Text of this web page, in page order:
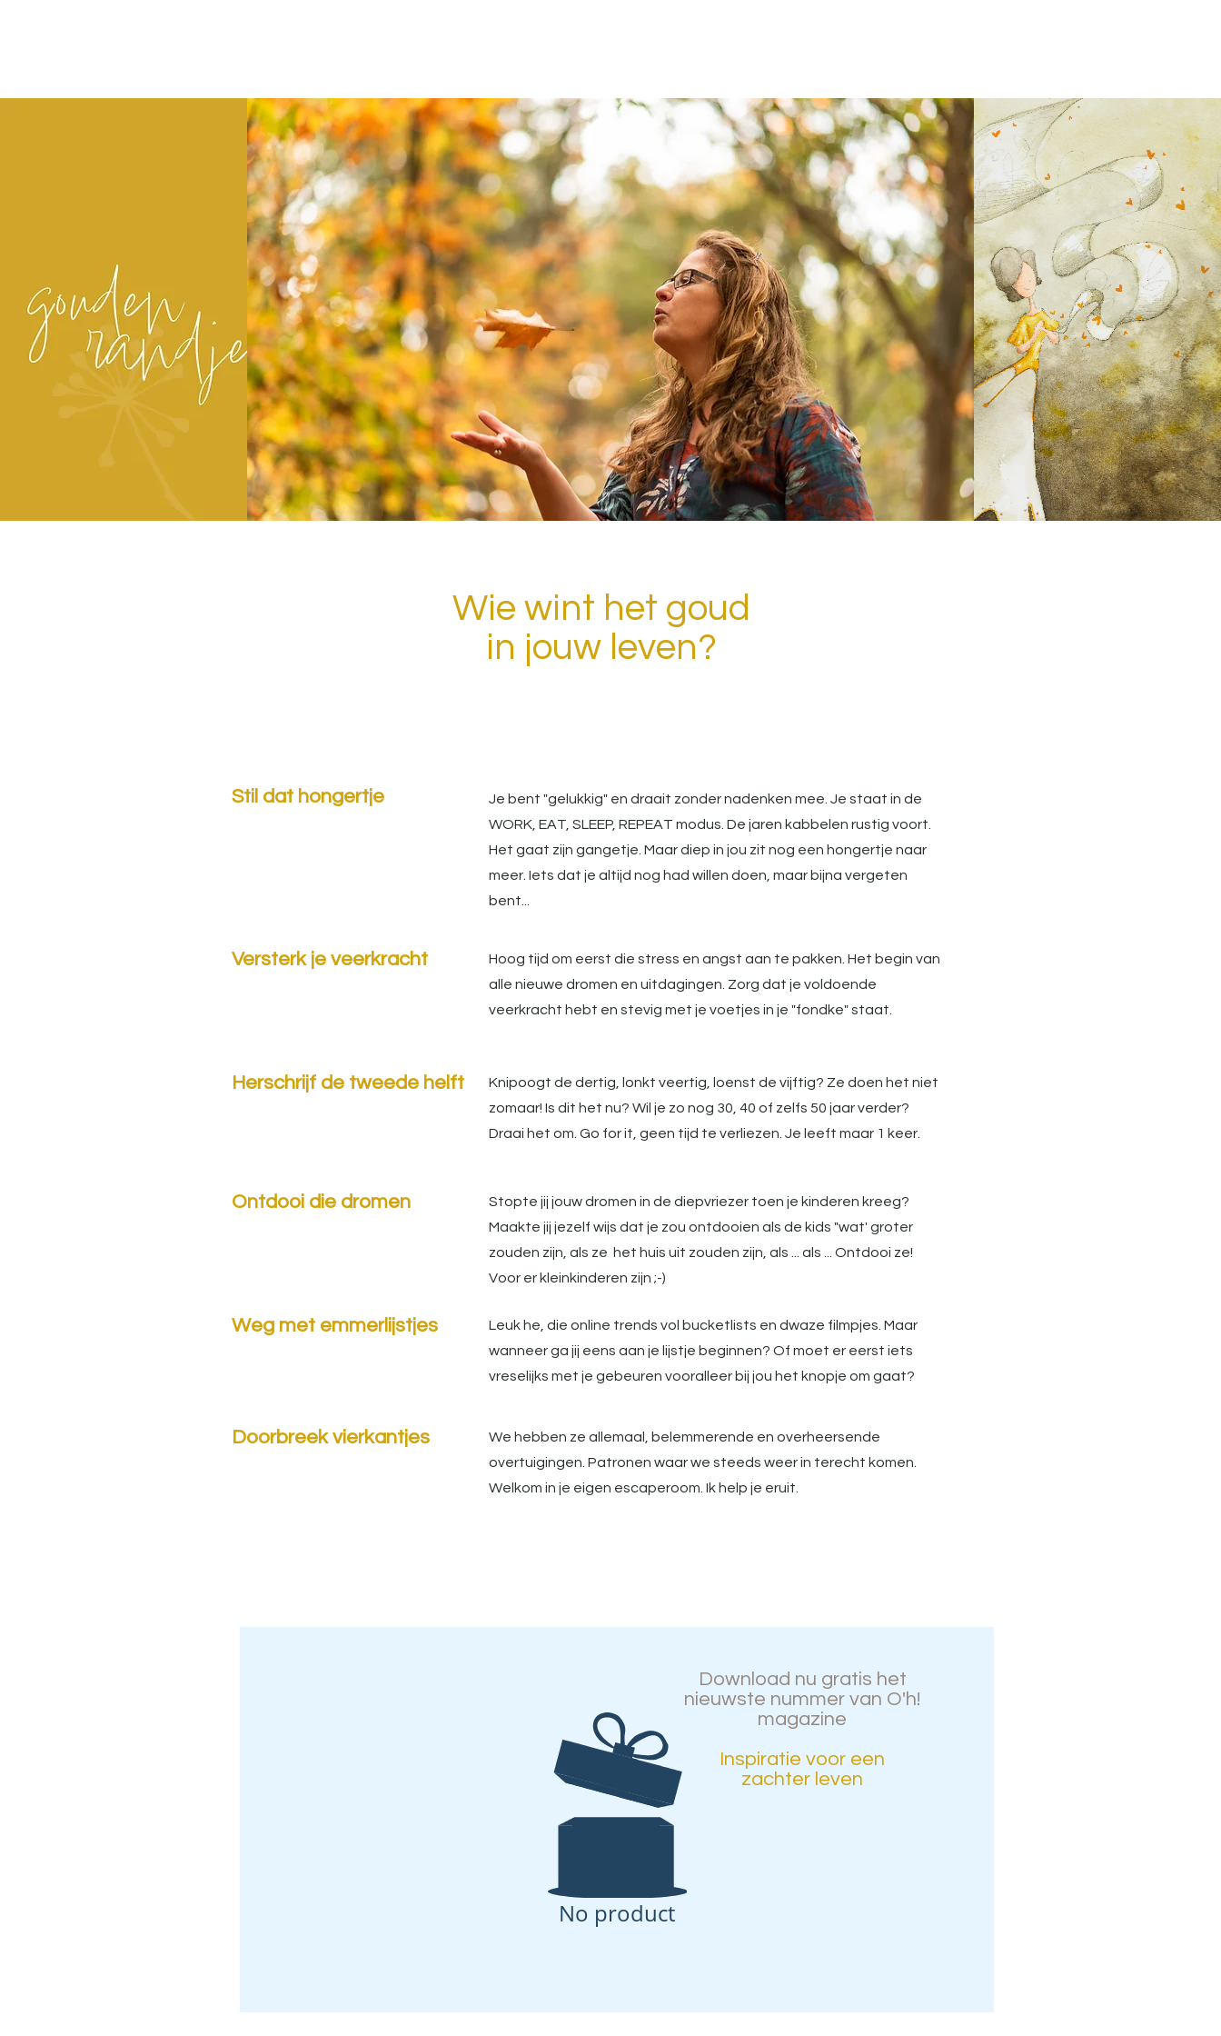
Wie wint het goud
in jouw leven?
Stil dat hongertje
Je bent "gelukkig" en draait zonder nadenken mee. Je staat in de
WORK, EAT, SLEEP, REPEAT modus. De jaren kabbelen rustig voort.
Het gaat zijn gangetje. Maar diep in jou zit nog een hongertje naar
meer. Iets dat je altijd nog had willen doen, maar bijna vergeten
bent...
Versterk je veerkracht
Hoog tijd om eerst die stress en angst aan te pakken. Het begin van
alle nieuwe dromen en uitdagingen. Zorg dat je voldoende
veerkracht hebt en stevig met je voetjes in je "fondke" staat.
Herschrijf de tweede helft
Knipoogt de dertig, lonkt veertig, loenst de vijftig? Ze doen het niet
zomaar! Is dit het nu? Wil je zo nog 30, 40 of zelfs 50 jaar verder?
Draai het om. Go for it, geen tijd te verliezen. Je leeft maar 1 keer.
Ontdooi die dromen
Stopte jij jouw dromen in de diepvriezer toen je kinderen kreeg?
Maakte jij jezelf wijs dat je zou ontdooien als de kids "wat' groter
zouden zijn, als ze het huis uit zouden zijn, als ... als ... Ontdooi ze!
Voor er kleinkinderen zijn ;-)
Weg met emmerlijstjes
Leuk he, die online trends vol bucketlists en dwaze filmpjes. Maar
wanneer ga jij eens aan je lijstje beginnen? Of moet er eerst iets
vreselijks met je gebeuren vooralleer bij jou het knopje om gaat?
Doorbreek vierkantjes
We hebben ze allemaal, belemmerende en overheersende
overtuigingen. Patronen waar we steeds weer in terecht komen.
Welkom in je eigen escaperoom. Ik help je eruit.
No product
Download nu gratis het
nieuwste nummer van O'h!
magazine
Inspiratie voor een
zachter leven